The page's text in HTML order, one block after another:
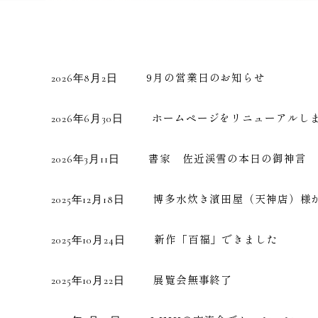
2026年8月2日 9月の営業日のお知らせ
2026年6月30日 ホームページをリニューアルし
2026年3月11日 書家 佐近渓雪の本日の御神言
2025年12月18日 博多水炊き濱田屋（天神店）様
2025年10月24日 新作「百福」できました
2025年10月22日 展覧会無事終了